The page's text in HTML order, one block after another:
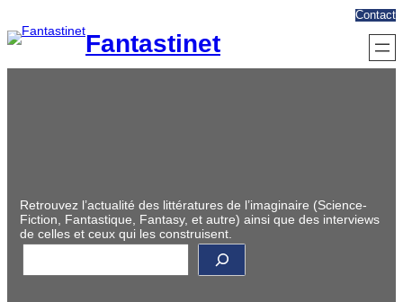
au
contenu
Fantastinet
Contact
Retrouvez l’actualité des littératures de l’imaginaire (Science-
Fiction, Fantastique, Fantasy, et autre) ainsi que des interviews
de celles et ceux qui les construisent.
R
c